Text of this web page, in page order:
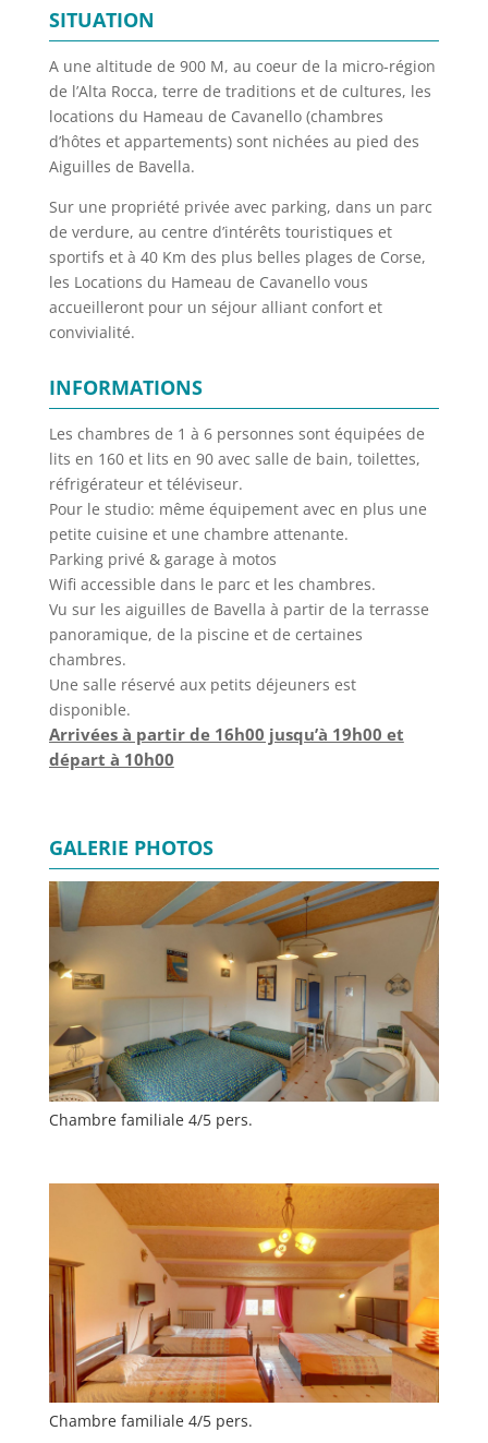
SITUATION
A une altitude de 900 M, au coeur de la micro-région
de l’Alta Rocca, terre de traditions et de cultures, les
locations du Hameau de Cavanello (chambres
d’hôtes et appartements) sont nichées au pied des
Aiguilles de Bavella.
Sur une propriété privée avec parking, dans un parc
de verdure, au centre d’intérêts touristiques et
sportifs et à 40 Km des plus belles plages de Corse,
les Locations du Hameau de Cavanello vous
accueilleront pour un séjour alliant confort et
convivialité.
INFORMATIONS
Les chambres de 1 à 6 personnes sont équipées de
lits en 160 et lits en 90 avec salle de bain, toilettes,
réfrigérateur et téléviseur.
Pour le studio: même équipement avec en plus une
petite cuisine et une chambre attenante.
Parking privé & garage à motos
Wifi accessible dans le parc et les chambres.
Vu sur les aiguilles de Bavella à partir de la terrasse
panoramique, de la piscine et de certaines
chambres.
Une salle réservé aux petits déjeuners est
disponible.
Arrivées à partir de 16h00 jusqu’à 19h00 et
départ à 10h00
GALERIE PHOTOS
Chambre familiale 4/5 pers.
Chambre familiale 4/5 pers.